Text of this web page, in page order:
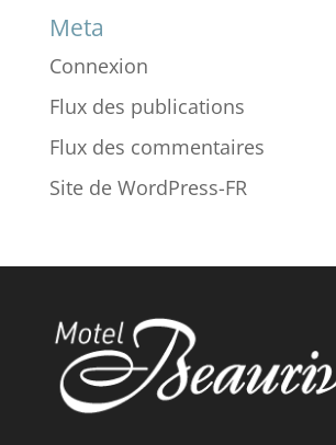
Meta
Connexion
Flux des publications
Flux des commentaires
Site de WordPress-FR